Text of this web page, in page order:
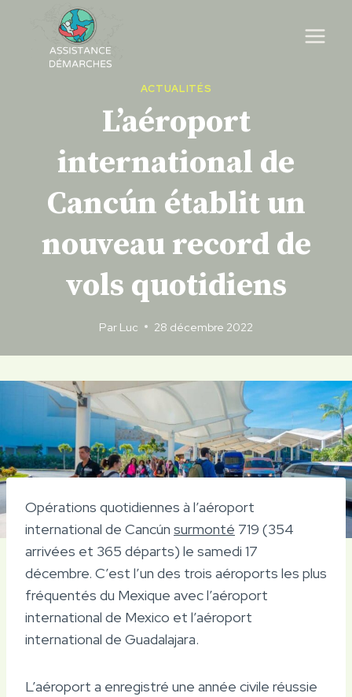
content
ACTUALITÉS
L’aéroport
international de
Cancún établit un
nouveau record de
vols quotidiens
Par Luc 28 décembre 2022
Opérations quotidiennes à l’aéroport
international de Cancún surmonté 719 (354
arrivées et 365 départs) le samedi 17
décembre. C’est l’un des trois aéroports les plus
fréquentés du Mexique avec l’aéroport
international de Mexico et l’aéroport
international de Guadalajara.
L’aéroport a enregistré une année civile réussie